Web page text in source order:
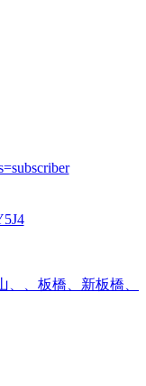
、、板橋、 新板橋、